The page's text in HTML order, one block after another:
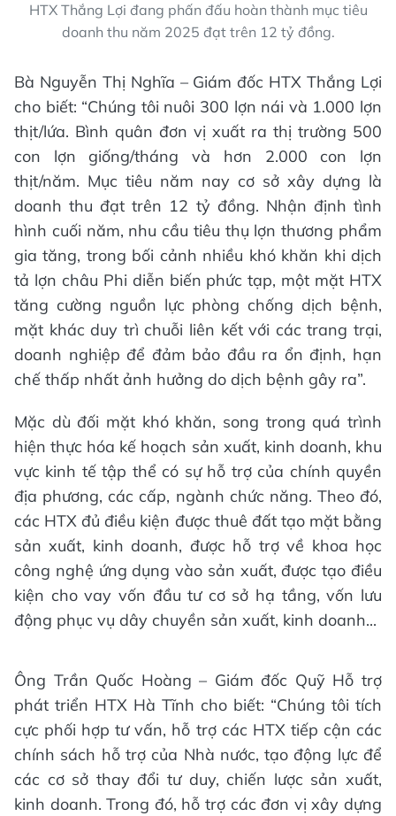
HTX Thắng Lợi đang phấn đấu hoàn thành mục tiêu
doanh thu năm 2025 đạt trên 12 tỷ đồng.
Bà Nguyễn Thị Nghĩa – Giám đốc HTX Thắng Lợi
cho biết: “Chúng tôi nuôi 300 lợn nái và 1.000 lợn
thịt/lứa. Bình quân đơn vị xuất ra thị trường 500
con lợn giống/tháng và hơn 2.000 con lợn
thịt/năm. Mục tiêu năm nay cơ sở xây dựng là
doanh thu đạt trên 12 tỷ đồng. Nhận định tình
hình cuối năm, nhu cầu tiêu thụ lợn thương phẩm
gia tăng, trong bối cảnh nhiều khó khăn khi dịch
tả lợn châu Phi diễn biến phức tạp, một mặt HTX
tăng cường nguồn lực phòng chống dịch bệnh,
mặt khác duy trì chuỗi liên kết với các trang trại,
doanh nghiệp để đảm bảo đầu ra ổn định, hạn
chế thấp nhất ảnh hưởng do dịch bệnh gây ra”.
Mặc dù đối mặt khó khăn, song trong quá trình
hiện thực hóa kế hoạch sản xuất, kinh doanh, khu
vực kinh tế tập thể có sự hỗ trợ của chính quyền
địa phương, các cấp, ngành chức năng. Theo đó,
các HTX đủ điều kiện được thuê đất tạo mặt bằng
sản xuất, kinh doanh, được hỗ trợ về khoa học
công nghệ ứng dụng vào sản xuất, được tạo điều
kiện cho vay vốn đầu tư cơ sở hạ tầng, vốn lưu
động phục vụ dây chuyền sản xuất, kinh doanh...
Ông Trần Quốc Hoàng – Giám đốc Quỹ Hỗ trợ
phát triển HTX Hà Tĩnh cho biết: “Chúng tôi tích
cực phối hợp tư vấn, hỗ trợ các HTX tiếp cận các
chính sách hỗ trợ của Nhà nước, tạo động lực để
các cơ sở thay đổi tư duy, chiến lược sản xuất,
kinh doanh. Trong đó, hỗ trợ các đơn vị xây dựng